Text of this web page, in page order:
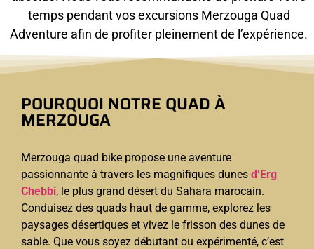
temps pendant vos excursions Merzouga Quad
Adventure afin de profiter pleinement de l’expérience.
POURQUOI NOTRE QUAD À
MERZOUGA
Merzouga quad bike propose une aventure
passionnante à travers les magnifiques dunes d’Erg
Chebbi, le plus grand désert du Sahara marocain.
Conduisez des quads haut de gamme, explorez les
paysages désertiques et vivez le frisson des dunes de
sable. Que vous soyez débutant ou expérimenté, c’est